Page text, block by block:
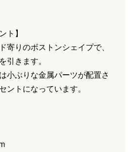
ト】
寄りのボストンシェイプで、
引きます。
小ぶりな金属パーツが配置さ
ントになっています。